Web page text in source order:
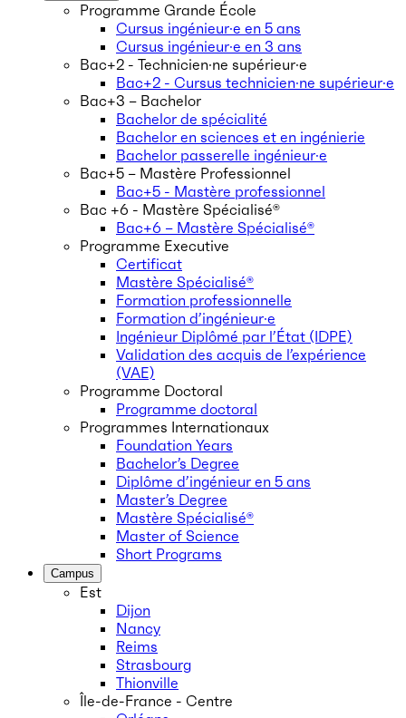
Programme Grande École
Cursus ingénieur·e en 5 ans
Cursus ingénieur·e en 3 ans
Bac+2 - Technicien·ne supérieur·e
Bac+2 - Cursus technicien·ne supérieur·e
Bac+3 – Bachelor
Bachelor de spécialité
Bachelor en sciences et en ingénierie
Bachelor passerelle ingénieur·e
Bac+5 – Mastère Professionnel
Bac+5 - Mastère professionnel
Bac +6 - Mastère Spécialisé®
Bac+6 – Mastère Spécialisé®
Programme Executive
Certificat
Mastère Spécialisé®
Formation professionnelle
Formation d’ingénieur·e
Ingénieur Diplômé par l’État (IDPE)
Validation des acquis de l’expérience
(VAE)
Programme Doctoral
Programme doctoral
Programmes Internationaux
Foundation Years
Bachelor’s Degree
Diplôme d’ingénieur en 5 ans
Master’s Degree
Mastère Spécialisé®
Master of Science
Short Programs
Campus
Est
Dijon
Nancy
Reims
Strasbourg
Thionville
Île-de-France - Centre